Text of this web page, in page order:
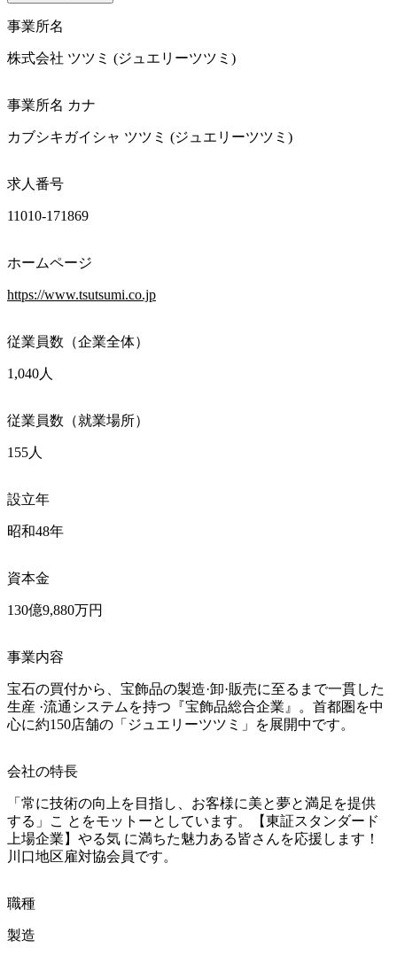
事業所名
株式会社 ツツミ (ジュエリーツツミ)
事業所名 カナ
カブシキガイシャ ツツミ (ジュエリーツツミ)
求人番号
11010-171869
ホームページ
https://www.tsutsumi.co.jp
従業員数（企業全体）
1,040人
従業員数（就業場所）
155人
設立年
昭和48年
資本金
130億9,880万円
事業内容
宝石の買付から、宝飾品の製造·卸·販売に至るまで一貫した
生産 ·流通システムを持つ『宝飾品総合企業』。首都圏を中
心に約150店舗の「ジュエリーツツミ」を展開中です。
会社の特長
「常に技術の向上を目指し、お客様に美と夢と満足を提供
する」こ とをモットーとしています。【東証スタンダード
上場企業】やる気 に満ちた魅力ある皆さんを応援します！
川口地区雇対協会員です。
職種
製造